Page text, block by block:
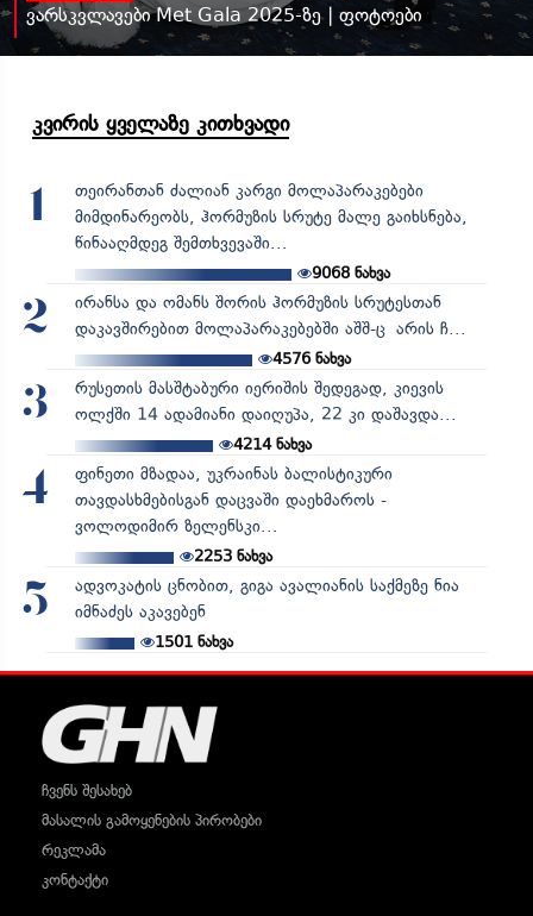
ვარსკვლავები Met Gala 2025-ზე | ფოტოები
კვირის ყველაზე კითხვადი
1
თეირანთან ძალიან კარგი მოლაპარაკებები
მიმდინარეობს, ჰორმუზის სრუტე მალე გაიხსნება,
წინააღმდეგ შემთხვევაში...
9068 ნახვა
2
ირანსა და ომანს შორის ჰორმუზის სრუტესთან
დაკავშირებით მოლაპარაკებებში აშშ-ც არის ჩ...
4576ნახვა
3
რუსეთის მასშტაბური იერიშის შედეგად, კიევის
ოლქში 14 ადამიანი დაიღუპა, 22 კი დაშავდა...
4214ნახვა
4
ფინეთი მზადაა, უკრაინას ბალისტიკური
თავდასხმებისგან დაცვაში დაეხმაროს -
ვოლოდიმირ ზელენსკი...
2253ნახვა
5
ადვოკატის ცნობით, გიგა ავალიანის საქმეზე ნია
იმნაძეს აკავებენ
1501ნახვა
ჩვენს შესახებ
მასალის გამოყენების პირობები
რეკლამა
კონტაქტი